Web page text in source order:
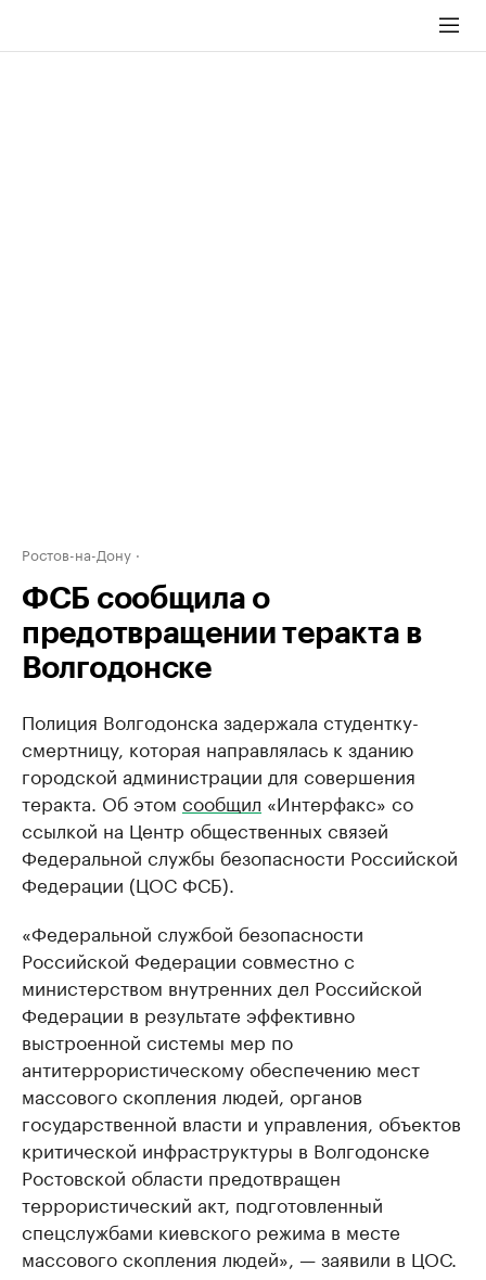
Ростов-на-Дону
ФСБ сообщила о
предотвращении теракта в
Волгодонске
Полиция Волгодонска задержала студентку-
смертницу, которая направлялась к зданию
городской администрации для совершения
теракта. Об этом сообщил «Интерфакс» со
ссылкой на Центр общественных связей
Федеральной службы безопасности Российской
Федерации (ЦОС ФСБ).
«Федеральной службой безопасности
Российской Федерации совместно с
министерством внутренних дел Российской
Федерации в результате эффективно
выстроенной системы мер по
антитеррористическому обеспечению мест
массового скопления людей, органов
государственной власти и управления, объектов
критической инфраструктуры в Волгодонске
Ростовской области предотвращен
террористический акт, подготовленный
спецслужбами киевского режима в месте
массового скопления людей», — заявили в ЦОС.